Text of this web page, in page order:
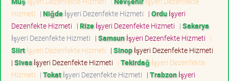
Hizmeti | Niğdeİşyeri Dezenfekte Hizmeti | Orduİşyeri
Dezenfekte Hizmeti | Rizeİşyeri Dezenfekte Hizmeti | Sakarya
İşyeri Dezenfekte Hizmeti | Samsunİşyeri Dezenfekte Hizmeti |
Siirtİşyeri Dezenfekte Hizmeti | Sinopİşyeri Dezenfekte Hizmeti
| Sivasİşyeri Dezenfekte Hizmeti | Tekirdağ İşyeri Dezenfekte
Hizmeti | Tokatİşyeri Dezenfekte Hizmeti | Trabzonİşyeri